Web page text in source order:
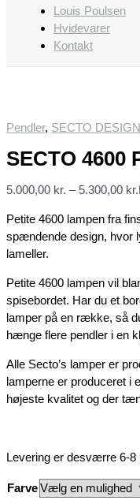
Louis Poulsen
Hvidevarer
Kontakt
Pendler, SECTO DESIGN
SECTO 4600
5.000,00 kr. – 5.300,00 kr.
Petite 4600 lampen fra
spændende design, hvor
lameller.
Petite 4600 lampen vil
spisebordet. Har du et
lamper på en række, så
hænge flere pendler i en
Alle Secto’s lamper er
lamperne er produceret i
højeste kvalitet og der
Levering er desværre 6-
Farve